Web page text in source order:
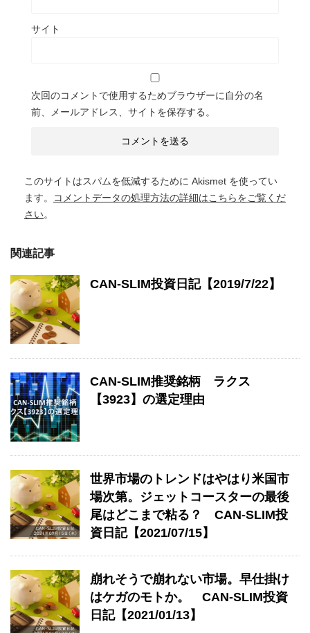
サイト
次回のコメントで使用するためブラウザーに自分の名
前、メールアドレス、サイトを保存する。
このサイトはスパムを低減するために Akismet を使ってい
ます。
コメントデータの処理方法の詳細はこちらをご覧くだ
さい。
関連記事
CAN-SLIM投資日記【2019/7/22】
CAN-SLIM推奨銘柄 ラクス
【3923】の選定理由
世界市場のトレンドはやはり米国市
場次第。ジェットコースターの最後
尾はどこまで粘る？ CAN-SLIM投
資日記【2021/07/15】
崩れそうで崩れない市場。早仕掛け
はケガのモトか。 CAN-SLIM投資
日記【2021/01/13】